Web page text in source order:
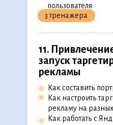
11.
запуск
рекламы
Как составить
Как настроить
рекламу на
Как работать с
◉
◉
◉
пользователя
3 тренажера
4 практических
задания
Какие метрики
хороший продукт
Что такое юнит-
посчитать
Как работать с
2 практических
задания
◉
◉
◉